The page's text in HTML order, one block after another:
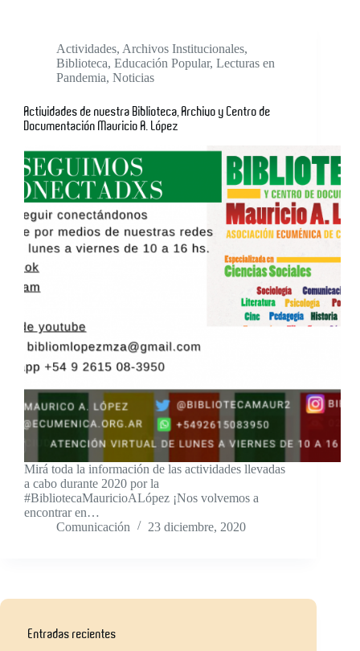
Actividades, Archivos Institucionales,
Biblioteca, Educación Popular, Lecturas en
Pandemia, Noticias
Actividades de nuestra Biblioteca, Archivo y Centro de
Documentación Mauricio A. López
Mirá toda la información de las actividades llevadas
a cabo durante 2020 por la
#BibliotecaMauricioALópez ¡Nos volvemos a
encontrar en…
Comunicación
23 diciembre, 2020
Entradas recientes